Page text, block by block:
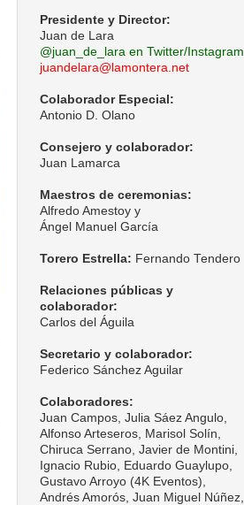
Presidente y Director:
Juan de Lara
@juan_de_lara en Twitter/Instagram
juandelara@lamontera.net
Colaborador Especial:
Antonio D. Olano
Consejero y colaborador:
Juan Lamarca
Maestros de ceremonias:
Alfredo Amestoy y
Ángel Manuel García
Torero Estrella: Fernando Tendero
Relaciones públicas y
colaborador:
Carlos del Águila
Secretario y colaborador:
Federico Sánchez Aguilar
Colaboradores:
Juan Campos, Julia Sáez Angulo,
Alfonso Arteseros, Marisol Solín,
Chiruca Serrano, Javier de Montini,
Ignacio Rubio, Eduardo Guaylupo,
Gustavo Arroyo (4K Eventos),
Andrés Amorós, Juan Miguel Núñez,